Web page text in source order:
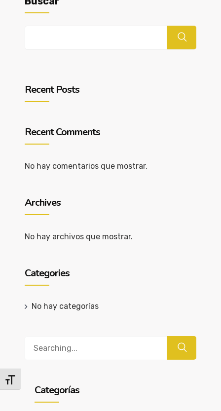
Alternar tamaño de letra
Recent Posts
Recent Comments
No hay comentarios que mostrar.
Archives
No hay archivos que mostrar.
Categories
No hay categorías
Categorías